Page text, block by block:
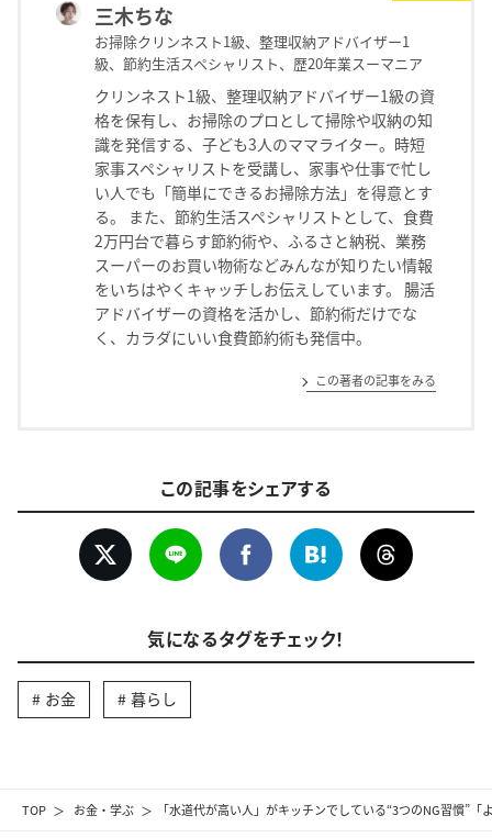
TOP お金・学ぶ 「水道代が高い人」がキッチンでしている“3つのNG習慣”
三木ちな
お掃除クリンネスト1級、整理収納アドバイザー1
級、節約生活スペシャリスト、歴20年業スーマニア
クリンネスト1級、整理収納アドバイザー1級の資
格を保有し、お掃除のプロとして掃除や収納の知
識を発信する、子ども3人のママライター。時短
家事スペシャリストを受講し、家事や仕事で忙し
い人でも「簡単にできるお掃除方法」を得意とす
る。 また、節約生活スペシャリストとして、食費
2万円台で暮らす節約術や、ふるさと納税、業務
スーパーのお買い物術などみんなが知りたい情報
をいちはやくキャッチしお伝えしています。 腸活
アドバイザーの資格を活かし、節約術だけでな
く、カラダにいい食費節約術も発信中。
この著者の記事をみる
この記事をシェアする
気になるタグをチェック！
お金 暮らし